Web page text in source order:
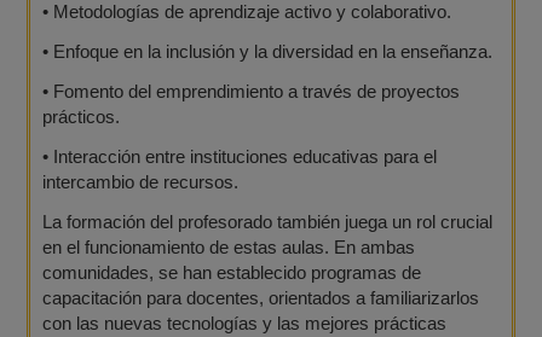
• Metodologías de aprendizaje activo y colaborativo.
• Enfoque en la inclusión y la diversidad en la enseñanza.
• Fomento del emprendimiento a través de proyectos
prácticos.
• Interacción entre instituciones educativas para el
intercambio de recursos.
La formación del profesorado también juega un rol crucial
en el funcionamiento de estas aulas. En ambas
comunidades, se han establecido programas de
capacitación para docentes, orientados a familiarizarlos
con las nuevas tecnologías y las mejores prácticas